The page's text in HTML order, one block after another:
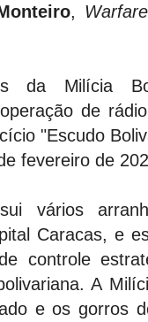
,
da Milícia
de
"Escudo
fevereiro de
vários
Caracas, e
controle
A
e os gorros